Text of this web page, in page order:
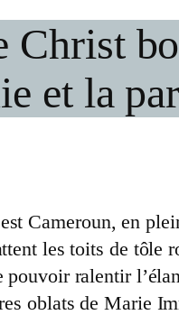
Christ
et la
Cameroun, en
les toits de tôle
ralentir
oblats de Marie